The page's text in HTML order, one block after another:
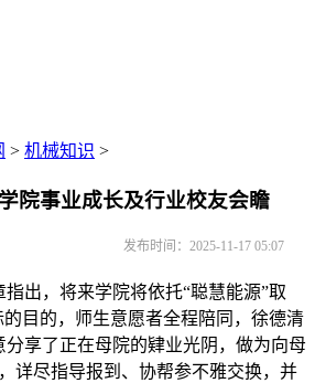
> 机械知识 >
院事业成长及行业校友会瞻
发布时间：2025-11-17 05:07
，将来学院将依托“聪慧能源”取
目的，师生意愿者全程陪同，徐德清
享了正在母院的肄业光阴，做为向母
详尽指导报到、协帮参不雅交换，并